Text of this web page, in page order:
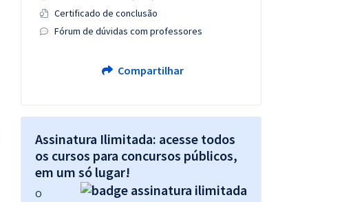
Certificado de conclusão
Fórum de dúvidas com professores
Compartilhar
Assinatura Ilimitada: acesse todos
os cursos para concursos públicos,
em um só lugar!
O